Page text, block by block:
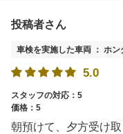
投稿者さん
車検を実施した車両 ： ホン
5.0
スタッフの対応：5
価格：5
朝預けて、夕方受け取